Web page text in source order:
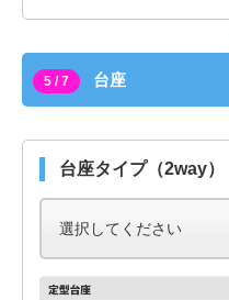
5 / 7 台座
台座タイプ（2way）